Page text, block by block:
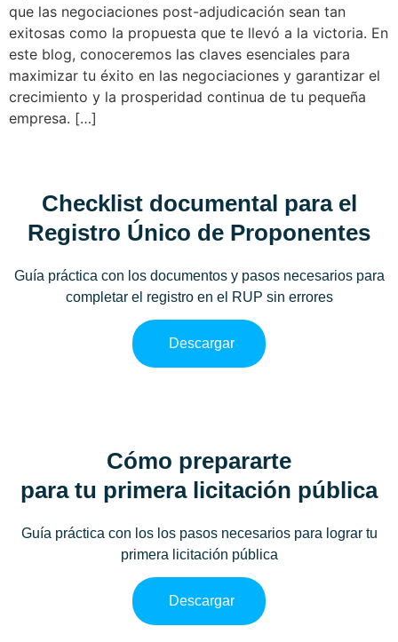
que las negociaciones post-adjudicación sean tan
exitosas como la propuesta que te llevó a la victoria. En
este blog, conoceremos las claves esenciales para
maximizar tu éxito en las negociaciones y garantizar el
crecimiento y la prosperidad continua de tu pequeña
empresa. […]
Checklist documental para el
Registro Único de Proponentes
Guía práctica con los documentos y pasos necesarios para
completar el registro en el RUP sin errores
Descargar
Cómo prepararte
para tu primera licitación pública
Guía práctica con los los pasos necesarios para lograr tu
primera licitación pública
Descargar